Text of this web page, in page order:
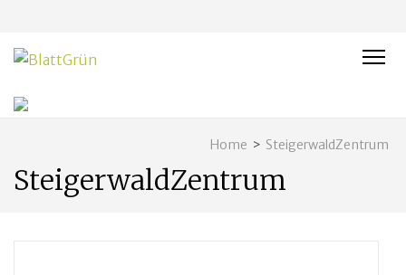
Home > SteigerwaldZentrum
SteigerwaldZentrum